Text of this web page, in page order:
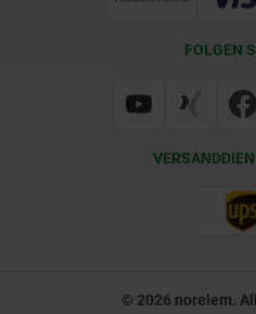
FOLGEN
© 2026 norelem.